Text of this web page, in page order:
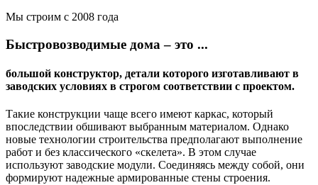
Проиграть видео
Мы строим с 2008 года
Быстровозводимые дома – это ...
большой конструктор, детали которого изготавливают в
заводских условиях в строгом соответствии с проектом.
Такие конструкции чаще всего имеют каркас, который
впоследствии обшивают выбранным материалом. Однако
новые технологии строительства предполагают выполнение
работ и без классического «скелета». В этом случае
используют заводские модули. Соединяясь между собой, они
формируют надежные армированные стены строения.